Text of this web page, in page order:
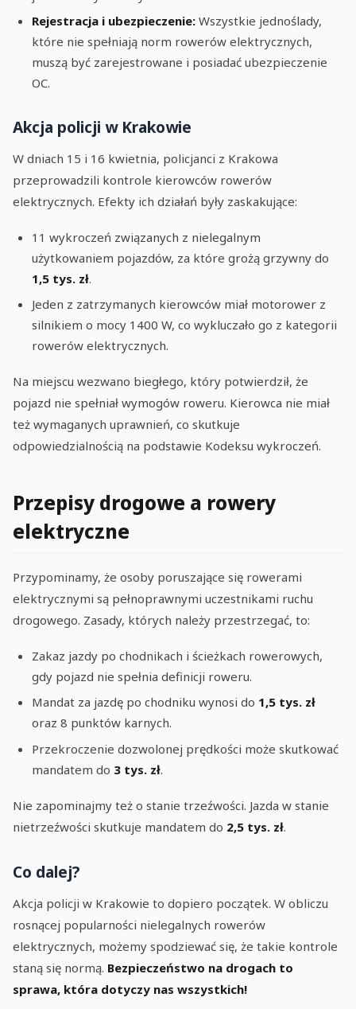
Rejestracja i ubezpieczenie: Wszystkie jednoślady,
które nie spełniają norm rowerów elektrycznych,
muszą być zarejestrowane i posiadać ubezpieczenie
OC.
Akcja policji w Krakowie
W dniach 15 i 16 kwietnia, policjanci z Krakowa
przeprowadzili kontrole kierowców rowerów
elektrycznych. Efekty ich działań były zaskakujące:
11 wykroczeń związanych z nielegalnym
użytkowaniem pojazdów, za które grożą grzywny do
1,5 tys. zł.
Jeden z zatrzymanych kierowców miał motorower z
silnikiem o mocy 1400 W, co wykluczało go z kategorii
rowerów elektrycznych.
Na miejscu wezwano biegłego, który potwierdził, że
pojazd nie spełniał wymogów roweru. Kierowca nie miał
też wymaganych uprawnień, co skutkuje
odpowiedzialnością na podstawie Kodeksu wykroczeń.
Przepisy drogowe a rowery
elektryczne
Przypominamy, że osoby poruszające się rowerami
elektrycznymi są pełnoprawnymi uczestnikami ruchu
drogowego. Zasady, których należy przestrzegać, to:
Zakaz jazdy po chodnikach i ścieżkach rowerowych,
gdy pojazd nie spełnia definicji roweru.
Mandat za jazdę po chodniku wynosi do 1,5 tys. zł
oraz 8 punktów karnych.
Przekroczenie dozwolonej prędkości może skutkować
mandatem do 3 tys. zł.
Nie zapominajmy też o stanie trzeźwości. Jazda w stanie
nietrzeźwości skutkuje mandatem do 2,5 tys. zł.
Co dalej?
Akcja policji w Krakowie to dopiero początek. W obliczu
rosnącej popularności nielegalnych rowerów
elektrycznych, możemy spodziewać się, że takie kontrole
staną się normą. Bezpieczeństwo na drogach to
sprawa, która dotyczy nas wszystkich!